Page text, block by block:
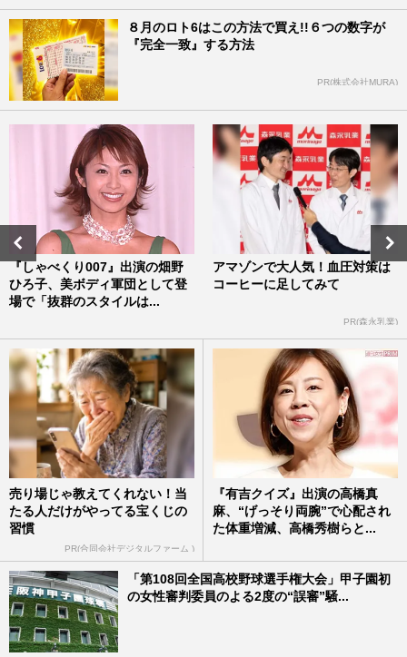
８月のロト6はこの方法で買え!!６つの数字が
『完全一致』する方法
PR(株式会社MURA)
『しゃべくり007』出演の畑野
ひろ子、美ボディ軍団として登
場で「抜群のスタイルは...
アマゾンで大人気！血圧対策は
コーヒーに足してみて
PR(森永乳業)
売り場じゃ教えてくれない！当
たる人だけがやってる宝くじの
習慣
PR(合同会社デジタルファーム )
『有吉クイズ』出演の高橋真
麻、“げっそり両腕”で心配され
た体重増減、高橋秀樹らと...
「第108回全国高校野球選手権大会」甲子園初
の女性審判委員のよる2度の“誤審”騒...